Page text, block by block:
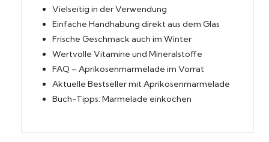
Vielseitig in der Verwendung
Einfache Handhabung direkt aus dem Glas
Frische Geschmack auch im Winter
Wertvolle Vitamine und Mineralstoffe
FAQ – Aprikosenmarmelade im Vorrat
Aktuelle Bestseller mit Aprikosenmarmelade
Buch-Tipps: Marmelade einkochen